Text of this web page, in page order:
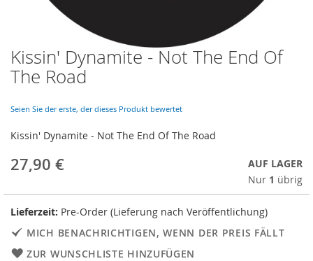
Skip
to
the
of
images
Kissin' Dynamite - Not The End Of
The Road
Seien Sie der erste, der dieses Produkt bewertet
Kissin' Dynamite - Not The End Of The Road
27,90 €
AUF LAGER
Nur 1 übrig
Lieferzeit: Pre-Order (Lieferung nach Veröffentlichung)
MICH BENACHRICHTIGEN, WENN DER PREIS FÄLLT
ZUR WUNSCHLISTE HINZUFÜGEN